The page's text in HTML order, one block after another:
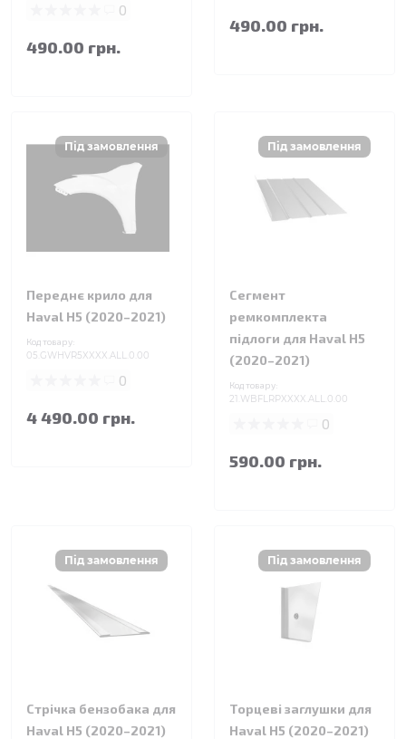
0
490.00 грн.
490.00 грн.
Переднє крило для
Haval H5 (2020–2021)
Код товару:
05.GWHVR5XXXX.ALL.0.00
0
4 490.00 грн.
Сегмент
ремкомплекта
підлоги для Haval H5
(2020–2021)
Код товару:
21.WBFLRPXXXX.ALL.0.00
0
590.00 грн.
Стрічка бензобака для
Haval H5 (2020–2021)
Торцеві заглушки для
Haval H5 (2020–2021)